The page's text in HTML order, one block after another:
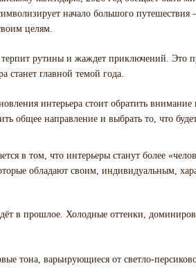
начало большого путешествия –
целям.
рутины и жаждет приключений. Это
станет главной темой года.
интерьера стоит обратить
общее направление и выбрать то, что
в том, что интерьеры станут более
обладают своим, индивидуальным,
в прошлое. Холодные оттенки,
тона, варьирующиеся от светло-